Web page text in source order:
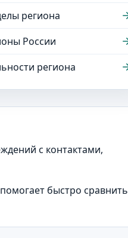
региона
России
региона
с контактами,
быстро сравнить